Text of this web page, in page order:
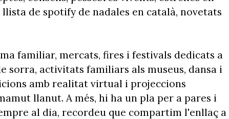
de spotify de nadales en català, novetats
familiar, mercats, fires i festivals dedicats a
sorra, activitats familiars als museus, dansa i
amb realitat virtual i projeccions
llanut. A més, hi ha un pla per a pares i
al dia, recordeu que compartim l'enllaç a